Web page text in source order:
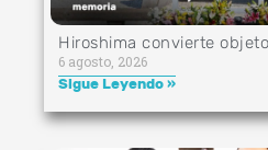
Hiroshima convierte
6 agosto, 2026
Sigue Leyendo »